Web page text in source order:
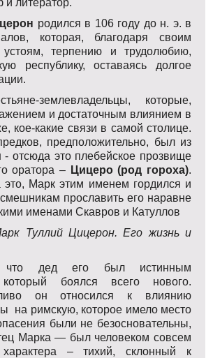
и литератор.
родился в 106 году до н. э. в
которая, благодаря своим
устоям, терпению и трудолюбию,
республику, оставаясь долгое
землевладельцы, которые,
и достаточным влиянием в
кое-какие связи в самой столице.
предположительно, был из
- отсюда это плебейское прозвище
оратора – Цицеро (род гороха).
Марк этим именем гордился и
прославить его наравне
именами Скавров и Катуллов
Туллий Цицерон. Его жизнь и
что дед его был истинным
который боялся всего нового.
он относился к влиянию
на римскую, которое имело место
были не безосновательны,
Марка — был человеком совсем
характера – тихий, склонный к